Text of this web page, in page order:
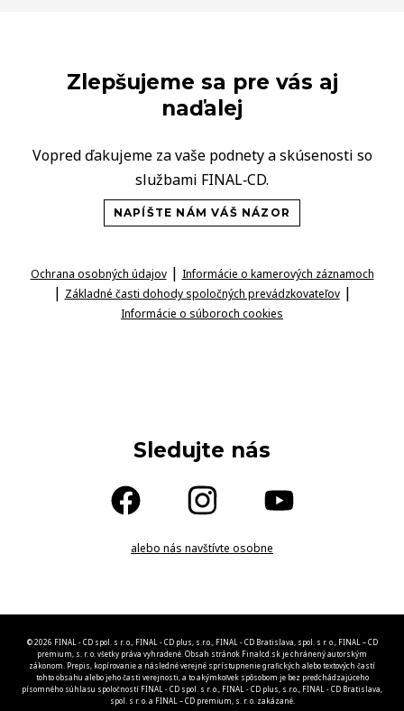
Zlepšujeme sa pre vás aj
naďalej
Vopred ďakujeme za vaše podnety a skúsenosti so
službami FINAL‑CD.
NAPÍŠTE NÁM VÁŠ NÁZOR
Ochrana osobných údajov| Informácie o kamerových záznamoch
| Základné časti dohody spoločných prevádzkovateľov|
Informácie o súboroch cookies
Sledujte nás
alebo nás navštívte osobne
© 2026 FINAL - CD spol. s r. o., FINAL - CD plus, s.r.o., FINAL - CD Bratislava, spol. s r. o., FINAL – CD
premium, s. r. o. všetky práva vyhradené. Obsah stránok Finalcd.sk je chránený autorským
zákonom. Prepis, kopírovanie a následné verejné sprístupnenie grafických alebo textových častí
tohto obsahu alebo jeho časti verejnosti, a to akýmkoľvek spôsobom je bez predchádzajúceho
písomného súhlasu spoločností FINAL - CD spol. s r. o., FINAL - CD plus, s.r.o., FINAL - CD Bratislava,
spol. s r. o. a FINAL – CD premium, s. r. o. zakázané.